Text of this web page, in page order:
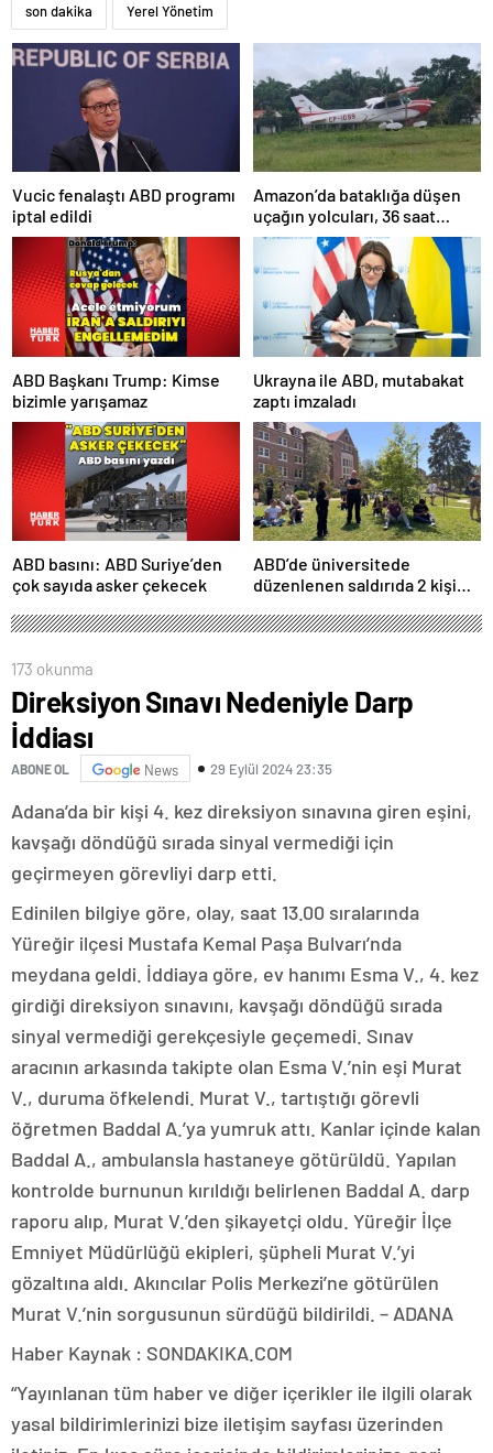
son dakika Yerel Yönetim
Vucic fenalaştı ABD programı
iptal edildi
Amazon’da bataklığa düşen
uçağın yolcuları, 36 saat
kurtarılmayı bekledi
ABD Başkanı Trump: Kimse
bizimle yarışamaz
Ukrayna ile ABD, mutabakat
zaptı imzaladı
ABD basını: ABD Suriye’den
çok sayıda asker çekecek
ABD’de üniversitede
düzenlenen saldırıda 2 kişi
173 okunma
Direksiyon Sınavı Nedeniyle Darp
İddiası
ABONE OL News 29 Eylül 2024 23:35
Adana’da bir kişi 4. kez direksiyon sınavına giren eşini,
kavşağı döndüğü sırada sinyal vermediği için
geçirmeyen görevliyi darp etti.
Edinilen bilgiye göre, olay, saat 13.00 sıralarında
Yüreğir ilçesi Mustafa Kemal Paşa Bulvarı’nda
meydana geldi. İddiaya göre, ev hanımı Esma V., 4. kez
girdiği direksiyon sınavını, kavşağı döndüğü sırada
sinyal vermediği gerekçesiyle geçemedi. Sınav
aracının arkasında takipte olan Esma V.’nin eşi Murat
V., duruma öfkelendi. Murat V., tartıştığı görevli
öğretmen Baddal A.’ya yumruk attı. Kanlar içinde kalan
Baddal A., ambulansla hastaneye götürüldü. Yapılan
kontrolde burnunun kırıldığı belirlenen Baddal A. darp
raporu alıp, Murat V.’den şikayetçi oldu. Yüreğir İlçe
Emniyet Müdürlüğü ekipleri, şüpheli Murat V.’yi
gözaltına aldı. Akıncılar Polis Merkezi’ne götürülen
Murat V.’nin sorgusunun sürdüğü bildirildi. – ADANA
Haber Kaynak : SONDAKIKA.COM
“Yayınlanan tüm haber ve diğer içerikler ile ilgili olarak
yasal bildirimlerinizi bize iletişim sayfası üzerinden